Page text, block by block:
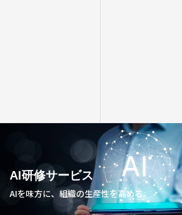
AI研修サービス
AIを味方に、組織の生産性を高める。